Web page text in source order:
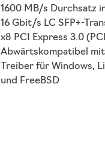
1600 MB/s Durchsatz
16 Gbit/s LC SFP+-
x8 PCI Express 3.0
Abwärtskompatibel
Treiber für Windows,
und FreeBSD